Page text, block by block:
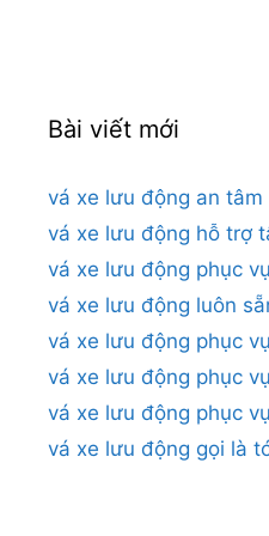
Bài viết mới
vá xe lưu động an tâm
vá xe lưu động hỗ trợ
vá xe lưu động phục
vá xe lưu động luôn
vá xe lưu động phục
vá xe lưu động phục
vá xe lưu động phục
vá xe lưu động gọi là